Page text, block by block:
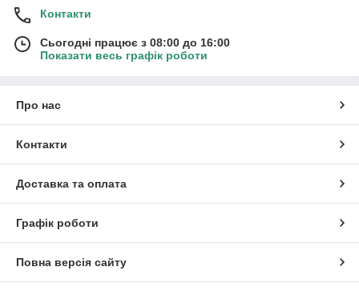
Агротканина
використання;
бур’янами;
Кілки для агроволокна та агротканини
Контакти
Сьогодні працює з 08:00 до 16:00
Показати весь графік роботи
Про нас
Контакти
Доставка та оплата
Графік роботи
Повна версія сайту